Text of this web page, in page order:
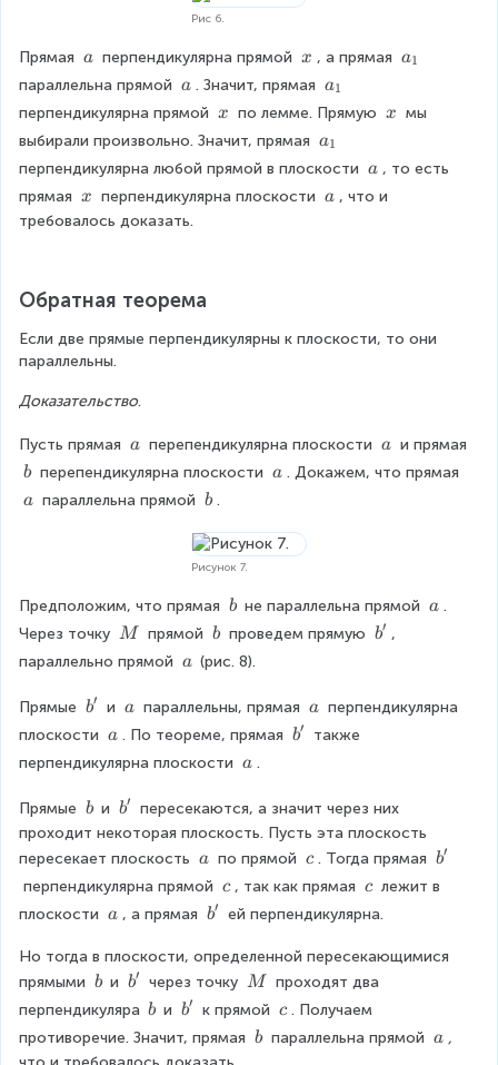
p
x
Рис 6.
Прямая \
\
a перпендикулярна прямой \
\
x , а прямая a
a1
параллельна прямой \
\
a . Значит, прямая a
_
1
a1
перпендикулярна прямой \
\
x по лемме. Прямую \
x мы
выбирали произвольно. Значит, прямая a
_
a1
перпендикулярна любой прямой в плоскости \
\
a , то есть
прямая \
\
x перпендикулярна плоскости \
a , что и
требовалось доказать.
Обратная теорема
Если две прямые перпендикулярны к плоскости, то они
параллельны.
Доказательство.
Пусть прямая \
\
a
a перепендикулярна плоскости \
\
a и прямая
\
\
b перепендикулярна плоскости \
a . Докажем, что прямая
\
a параллельна прямой \
b
b .
Рисунок 7.
Предположим, что прямая \
\
b
b не параллельна прямой \
a .
Через точку \
\
M
M прямой \
\
b проведем прямую b
b′ ,
параллельно прямой \
a
a (рис. 8).
Прямые b
'
b′ и \
\
a параллельны, прямая \
\
a перпендикулярна
плоскости \
\
a . По теореме, прямая b
b′
также
перпендикулярна плоскости \
a
a .
Прямые \
\
b
b и b
'
b′
пересекаются, а значит через них
проходит некоторая плоскость. Пусть эта плоскость
пересекает плоскость \
\
a
a по прямой \
\
c
c . Тогда прямая b
'
b′
перпендикулярна прямой \
\
c , так как прямая \
\
c лежит в
плоскости \
a
a , а прямая b
b′ ей перпендикулярна.
Но тогда в плоскости, определенной пересекающимися
прямыми \
\
b
b и b
'
b′ через точку \
\
M
M
проходят два
перпендикуляра \
\
b и b
'
b′ к прямой \
\
c . Получаем
противоречие. Значит, прямая \
b параллельна прямой \
a ,